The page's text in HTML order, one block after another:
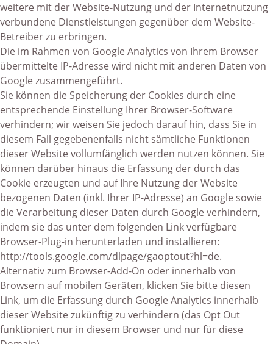
weitere mit der Website-Nutzung und der Internetnutzung
verbundene Dienstleistungen gegenüber dem Website-
Betreiber zu erbringen.
Die im Rahmen von Google Analytics von Ihrem Browser
übermittelte IP-Adresse wird nicht mit anderen Daten von
Google zusammengeführt.
Sie können die Speicherung der Cookies durch eine
entsprechende Einstellung Ihrer Browser-Software
verhindern; wir weisen Sie jedoch darauf hin, dass Sie in
diesem Fall gegebenenfalls nicht sämtliche Funktionen
dieser Website vollumfänglich werden nutzen können. Sie
können darüber hinaus die Erfassung der durch das
Cookie erzeugten und auf Ihre Nutzung der Website
bezogenen Daten (inkl. Ihrer IP-Adresse) an Google sowie
die Verarbeitung dieser Daten durch Google verhindern,
indem sie das unter dem folgenden Link verfügbare
Browser-Plug-in herunterladen und installieren:
http://tools.google.com/dlpage/gaoptout?hl=de.
Alternativ zum Browser-Add-On oder innerhalb von
Browsern auf mobilen Geräten, klicken Sie bitte diesen
Link, um die Erfassung durch Google Analytics innerhalb
dieser Website zukünftig zu verhindern (das Opt Out
funktioniert nur in diesem Browser und nur für diese